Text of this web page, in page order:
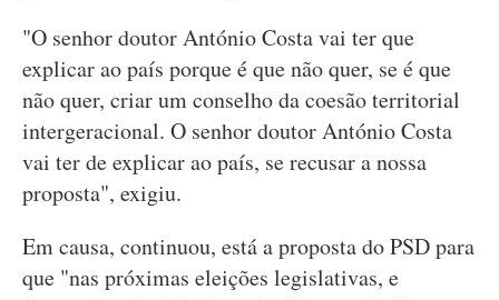
"O senhor doutor António Costa vai ter que
explicar ao país porque é que não quer, se é que
não quer, criar um conselho da coesão territorial
intergeracional. O senhor doutor António Costa
vai ter de explicar ao país, se recusar a nossa
proposta", exigiu.
Em causa, continuou, está a proposta do PSD para
que "nas próximas eleições legislativas, e